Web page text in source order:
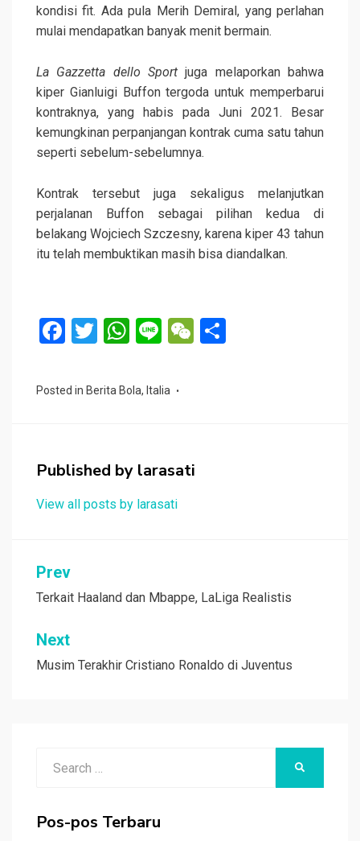
kondisi fit. Ada pula Merih Demiral, yang perlahan
mulai mendapatkan banyak menit bermain.
La Gazzetta dello Sport juga melaporkan bahwa
kiper Gianluigi Buffon tergoda untuk memperbarui
kontraknya, yang habis pada Juni 2021. Besar
kemungkinan perpanjangan kontrak cuma satu tahun
seperti sebelum-sebelumnya.
Kontrak tersebut juga sekaligus melanjutkan
perjalanan Buffon sebagai pilihan kedua di
belakang Wojciech Szczesny, karena kiper 43 tahun
itu telah membuktikan masih bisa diandalkan.
F
ce
o
k
T
tt
W
at
p
p
Li
e
W
Posted in Berita Bola, Italia
Published by larasati
View all posts by larasati
Navigasi
pos
Prev
Terkait Haaland dan Mbappe, LaLiga Realistis
Next
Musim Terakhir Cristiano Ronaldo di Juventus
Pos-pos Terbaru